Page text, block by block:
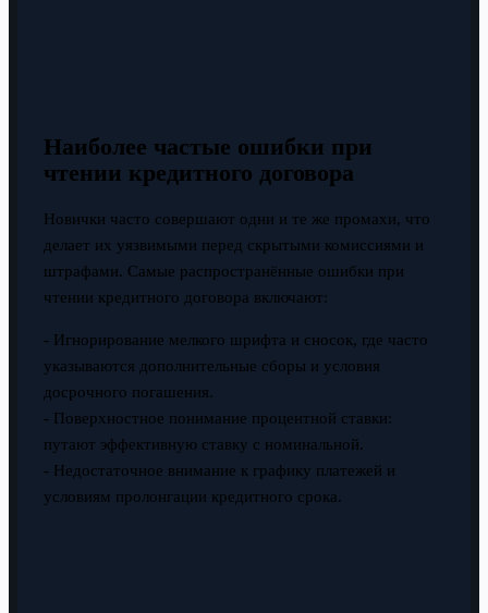
Наиболее частые ошибки при
чтении кредитного договора
Новички часто совершают одни и те же промахи, что
делает их уязвимыми перед скрытыми комиссиями и
штрафами. Самые распространённые ошибки при
чтении кредитного договора включают:
- Игнорирование мелкого шрифта и сносок, где часто
указываются дополнительные сборы и условия
досрочного погашения.
- Поверхностное понимание процентной ставки:
путают эффективную ставку с номинальной.
- Недостаточное внимание к графику платежей и
условиям пролонгации кредитного срока.